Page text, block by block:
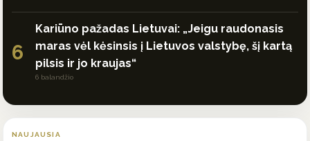
6
Kariūno pažadas Lietuvai: „Jeigu raudonasis
maras vėl kėsinsis į Lietuvos valstybę, šį kartą
pilsis ir jo kraujas“
6 balandžio
NAUJAUSIA